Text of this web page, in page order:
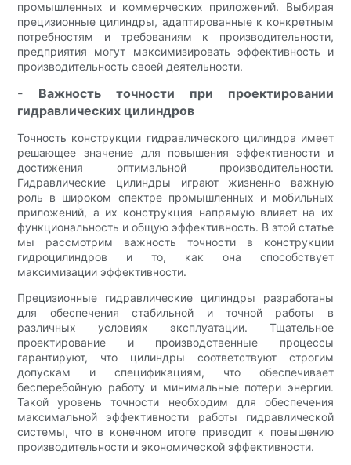
промышленных и коммерческих приложений. Выбирая
прецизионные цилиндры, адаптированные к конкретным
потребностям и требованиям к производительности,
предприятия могут максимизировать эффективность и
производительность своей деятельности.
- Важность точности при проектировании
гидравлических цилиндров
Точность конструкции гидравлического цилиндра имеет
решающее значение для повышения эффективности и
достижения оптимальной производительности.
Гидравлические цилиндры играют жизненно важную
роль в широком спектре промышленных и мобильных
приложений, а их конструкция напрямую влияет на их
функциональность и общую эффективность. В этой статье
мы рассмотрим важность точности в конструкции
гидроцилиндров и то, как она способствует
максимизации эффективности.
Прецизионные гидравлические цилиндры разработаны
для обеспечения стабильной и точной работы в
различных условиях эксплуатации. Тщательное
проектирование и производственные процессы
гарантируют, что цилиндры соответствуют строгим
допускам и спецификациям, что обеспечивает
бесперебойную работу и минимальные потери энергии.
Такой уровень точности необходим для обеспечения
максимальной эффективности работы гидравлической
системы, что в конечном итоге приводит к повышению
производительности и экономической эффективности.